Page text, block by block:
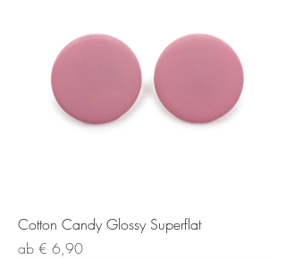
Cotton Candy Glossy Superflat
ab € 6,90
Sale-Preis